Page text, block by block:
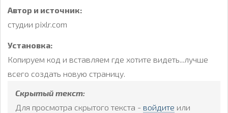
Автор и источник:
студии pixlr.com
Установка:
Копируем код и вставляем где хотите видеть...лучше
всего создать новую страницу.
Скрытый текст:
Для просмотра скрытого текста - войдите или